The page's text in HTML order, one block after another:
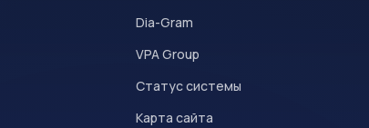
Dia-Gram
VPA Group
Статус системы
Карта сайта